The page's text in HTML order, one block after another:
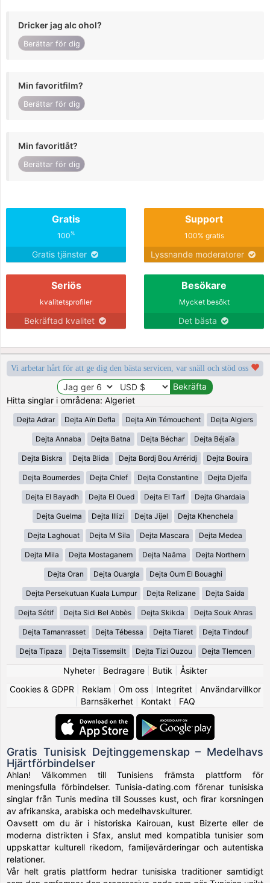
Dricker jag alc ohol?
Berättar för dig
Min favoritfilm?
Berättar för dig
Min favoritlåt?
Berättar för dig
Gratis
100%
Gratis tjänster
Support
100% gratis
Lyssnande moderatorer
Seriös
kvalitetsprofiler
Bekräftad kvalitet
Besökare
Mycket besökt
Det bästa
Vi arbetar hårt för att ge dig den bästa servicen, var snäll och stöd oss
Hitta singlar i områdena: Algeriet
Dejta Adrar Dejta Aïn Defla Dejta Aïn Témouchent Dejta Algiers
Dejta Annaba Dejta Batna Dejta Béchar Dejta Béjaïa
Dejta Biskra Dejta Blida Dejta Bordj Bou Arréridj Dejta Bouira
Dejta Boumerdes Dejta Chlef Dejta Constantine Dejta Djelfa
Dejta El Bayadh Dejta El Oued Dejta El Tarf Dejta Ghardaia
Dejta Guelma Dejta Illizi Dejta Jijel Dejta Khenchela
Dejta Laghouat Dejta M Sila Dejta Mascara Dejta Medea
Dejta Mila Dejta Mostaganem Dejta Naâma Dejta Northern
Dejta Oran Dejta Ouargla Dejta Oum El Bouaghi
Dejta Persekutuan Kuala Lumpur Dejta Relizane Dejta Saida
Dejta Sétif Dejta Sidi Bel Abbès Dejta Skikda Dejta Souk Ahras
Dejta Tamanrasset Dejta Tébessa Dejta Tiaret Dejta Tindouf
Dejta Tipaza Dejta Tissemsilt Dejta Tizi Ouzou Dejta Tlemcen
Nyheter| Bedragare| Butik
Åsikter
Cookies & GDPR
Reklam Om oss| Integritet| Användarvillkor
Barnsäkerhet| Kontakt| FAQ
Gratis Tunisisk Dejtinggemenskap – Medelhavs
Hjärtförbindelser
Ahlan! Välkommen till Tunisiens främsta plattform för
meningsfulla förbindelser. Tunisia-dating.com förenar tunisiska
singlar från Tunis medina till Sousses kust, och firar korsningen
av afrikanska, arabiska och medelhavskulturer.
Oavsett om du är i historiska Kairouan, kust Bizerte eller de
moderna distrikten i Sfax, anslut med kompatibla tunisier som
uppskattar kulturell rikedom, familjevärderingar och autentiska
relationer.
Vår helt gratis plattform hedrar tunisiska traditioner samtidigt